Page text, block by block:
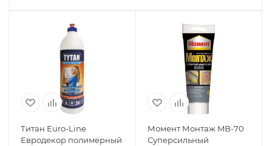
Титан Euro-Line
Евродекор полимерный
Момент Монтаж MB-70
Суперсильный